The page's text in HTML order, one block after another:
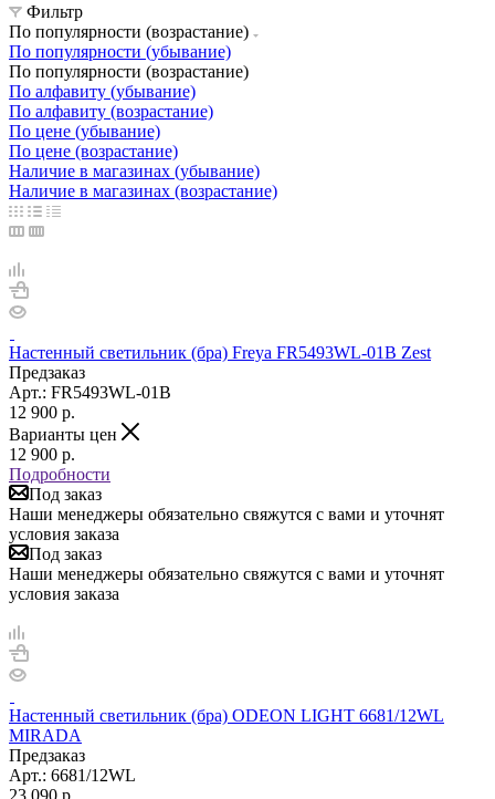
Фильтр
По популярности (возрастание)
По популярности (убывание)
По популярности (возрастание)
По алфавиту (убывание)
По алфавиту (возрастание)
По цене (убывание)
По цене (возрастание)
Наличие в магазинах (убывание)
Наличие в магазинах (возрастание)
Настенный светильник (бра) Freya FR5493WL-01B Zest
Предзаказ
Арт.: FR5493WL-01B
12 900 р.
Варианты цен
12 900 р.
Подробности
Под заказ
Наши менеджеры обязательно свяжутся с вами и уточнят
условия заказа
Под заказ
Наши менеджеры обязательно свяжутся с вами и уточнят
условия заказа
Настенный светильник (бра) ODEON LIGHT 6681/12WL
MIRADA
Предзаказ
Арт.: 6681/12WL
23 090 р.